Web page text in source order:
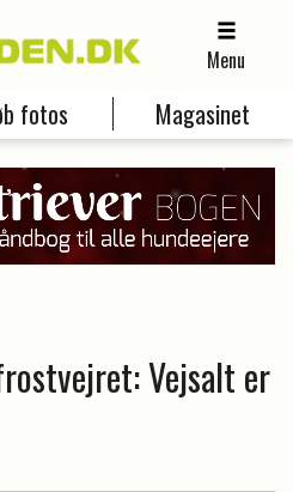
Menu
fotos Magasinet
Vejsalt er